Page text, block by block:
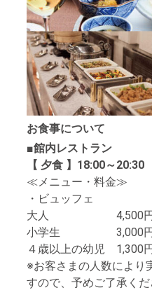
お食事について
■館内レストラン
【 夕食 】18:00～20:30
≪メニュー・料金≫
・ビュッフェ
大人 4,500円／1
小学生 3,000円／
４歳以上の幼児 1,300
※お客さまの人数により
すので、予めご了承く